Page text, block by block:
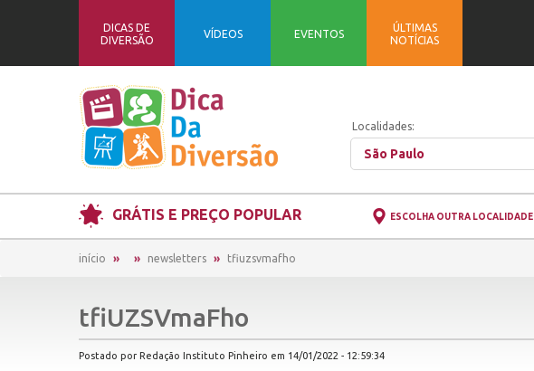
DICAS DE
DIVERSÃO
VÍDEOS EVENTOS
ÚLTIMAS
NOTÍCIAS
Localidades:
São Paulo
GRÁTIS E PREÇO POPULAR ESCOLHA OUTRA LOCALIDADE
início newsletters tfiuzsvmafho
tfiUZSVmaFho
Postado por Redação Instituto Pinheiro em 14/01/2022 - 12:59:34